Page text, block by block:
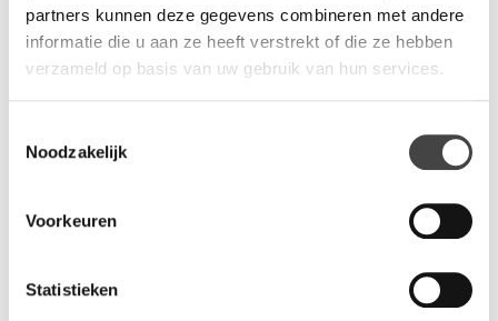
partners kunnen deze gegevens combineren met andere
informatie die u aan ze heeft verstrekt of die ze hebben
verzameld op basis van uw gebruik van hun services.
Noodzakelijk
Voorkeuren
Statistieken
Vragen?
Gerelateerde producten